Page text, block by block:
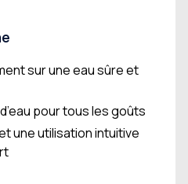
sur une eau sûre et
pour tous les goûts
une utilisation intuitive